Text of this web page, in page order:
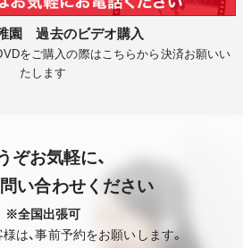
園 過去のビデオ購入
をご購入の際はこちらから決済お願いい
たします
ぞお気軽に、
い合わせください
※全国出張可
、事前予約をお願いします。